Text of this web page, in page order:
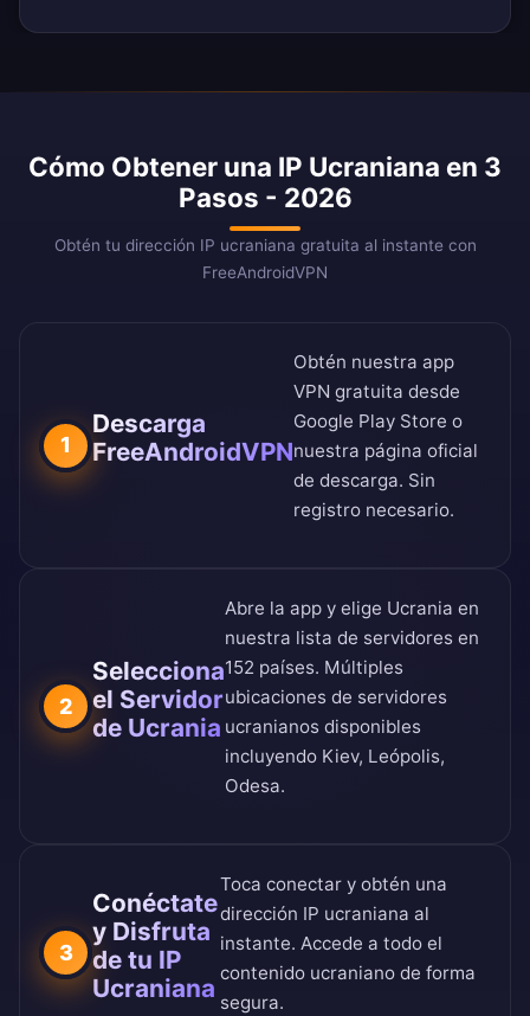
Cómo Obtener una IP Ucraniana en 3
Pasos - 2026
Obtén tu dirección IP ucraniana gratuita al instante con
FreeAndroidVPN
1
Descarga
FreeAndroidVPN
Obtén nuestra app
VPN gratuita desde
Google Play Store o
nuestra página oficial
de descarga. Sin
registro necesario.
2
Selecciona
el Servidor
de Ucrania
Abre la app y elige Ucrania en
nuestra lista de servidores en
152 países. Múltiples
ubicaciones de servidores
ucranianos disponibles
incluyendo Kiev, Leópolis,
Odesa.
3
Conéctate
y Disfruta
de tu IP
Ucraniana
Toca conectar y obtén una
dirección IP ucraniana al
instante. Accede a todo el
contenido ucraniano de forma
segura.